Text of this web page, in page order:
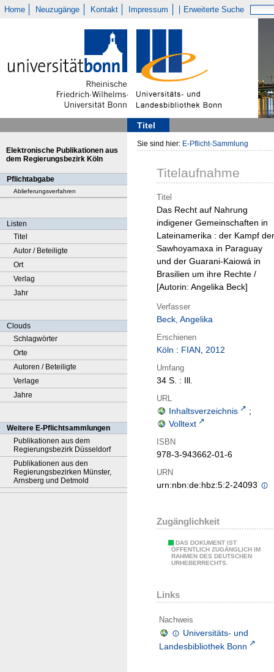
Home Neuzugänge Kontakt Impressum Erweiterte Suche
Titel
Elektronische Publikationen aus
dem Regierungsbezirk Köln
Pflichtabgabe
Ablieferungsverfahren
Listen
Titel
Autor / Beteiligte
Ort
Verlag
Jahr
Clouds
Schlagwörter
Orte
Autoren / Beteiligte
Verlage
Jahre
Weitere E-Pflichtsammlungen
Publikationen aus dem
Regierungsbezirk Düsseldorf
Publikationen aus den
Regierungsbezirken Münster,
Arnsberg und Detmold
Sie sind hier: E-Pflicht-Sammlung
Titelaufnahme
Titel
Das Recht auf Nahrung
indigener Gemeinschaften in
Lateinamerika : der Kampf der
Sawhoyamaxa in Paraguay
und der Guarani-Kaiowá in
Brasilien um ihre Rechte /
[Autorin: Angelika Beck]
Verfasser
Beck, Angelika
Erschienen
Köln : FIAN, 2012
Umfang
34 S. : Ill.
URL
Inhaltsverzeichnis
;
Volltext
ISBN
978-3-943662-01-6
URN
urn:nbn:de:hbz:5:2-24093
Zugänglichkeit
DAS DOKUMENT IST
ÖFFENTLICH ZUGÄNGLICH IM
RAHMEN DES DEUTSCHEN
URHEBERRECHTS.
Links
Nachweis
Universitäts- und
Landesbibliothek Bonn